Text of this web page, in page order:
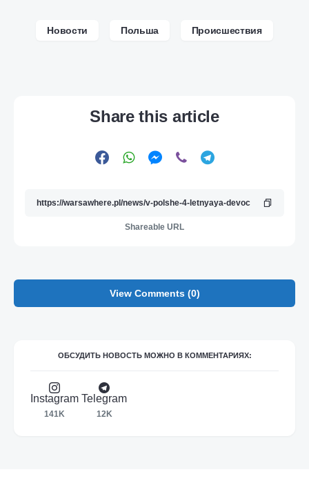
Новости Польша Происшествия
Share this article
Shareable URL
View Comments (0)
ОБСУДИТЬ НОВОСТЬ МОЖНО В КОММЕНТАРИЯХ:
Instagram
141K
Telegram
12K